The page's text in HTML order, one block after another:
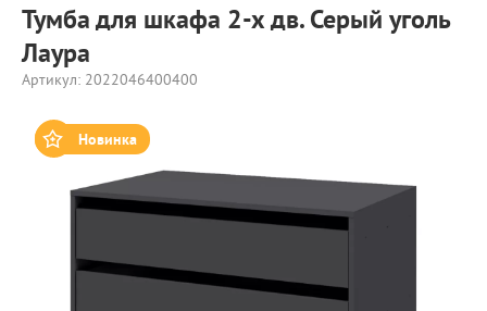
Тумба для шкафа 2-х дв. Серый уголь
Лаура
Артикул: 2022046400400
Новинка